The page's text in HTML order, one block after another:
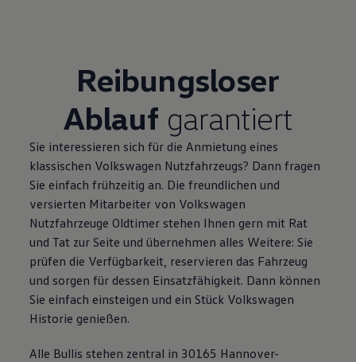
Reibungsloser
Ablauf garantiert
Sie interessieren sich für die Anmietung eines
klassischen Volkswagen Nutzfahrzeugs? Dann fragen
Sie einfach frühzeitig an. Die freundlichen und
versierten Mitarbeiter von Volkswagen
Nutzfahrzeuge Oldtimer stehen Ihnen gern mit Rat
und Tat zur Seite und übernehmen alles Weitere: Sie
prüfen die Verfügbarkeit, reservieren das Fahrzeug
und sorgen für dessen Einsatzfähigkeit. Dann können
Sie einfach einsteigen und ein Stück Volkswagen
Historie genießen.
Alle Bullis stehen zentral in 30165 Hannover-